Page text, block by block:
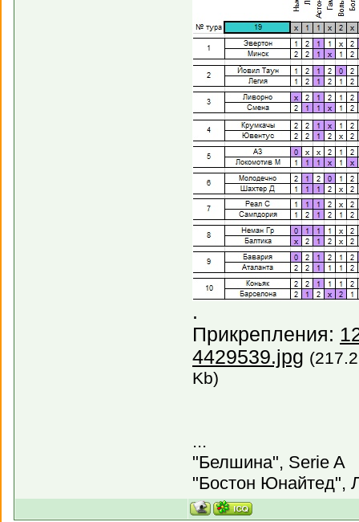
.
Прикрепления:
4429539.jpg
Kb)
...
"Белшина", Serie A
"Бостон Юнайтед",